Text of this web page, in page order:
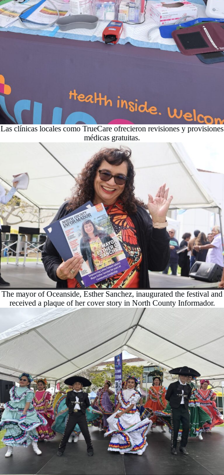
Las clínicas locales como TrueCare ofrecieron revisiones y provisiones
médicas gratuitas.
The mayor of Oceanside, Esther Sanchez, inaugurated the festival and
received a plaque of her cover story in North County Informador.